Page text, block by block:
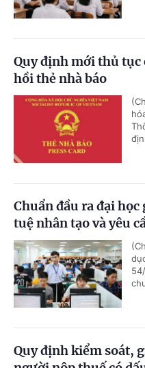
Quy định mới thủ tục
hồi thẻ nhà báo
Chuẩn đầu ra đại
tuệ nhân tạo và yêu
Quy định kiểm soát,